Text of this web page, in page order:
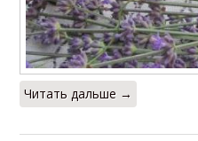
Читать дальше →